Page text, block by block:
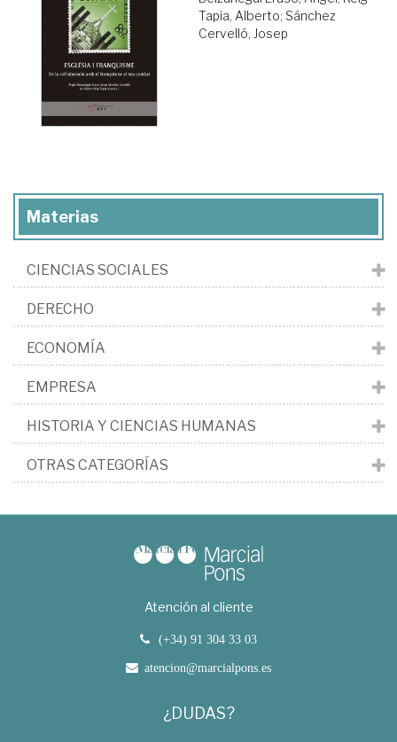
Tapia, Alberto; Sánchez
Cervelló, Josep
Materias
CIENCIAS SOCIALES
DERECHO
ECONOMÍA
EMPRESA
HISTORIA Y CIENCIAS HUMANAS
OTRAS CATEGORÍAS
Atención al cliente
(+34) 91 304 33 03
atencion@marcialpons.es
¿DUDAS?